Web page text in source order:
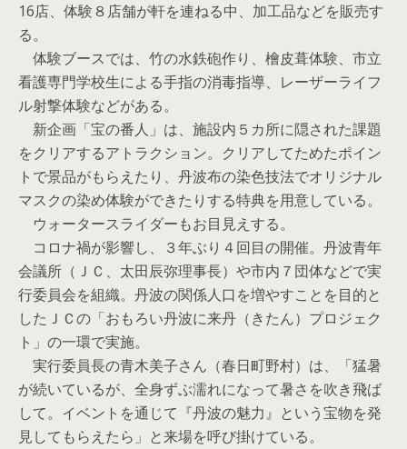
16店、体験８店舗が軒を連ねる中、加工品などを販売す
る。
体験ブースでは、竹の水鉄砲作り、檜皮葺体験、市立
看護専門学校生による手指の消毒指導、レーザーライフ
ル射撃体験などがある。
新企画「宝の番人」は、施設内５カ所に隠された課題
をクリアするアトラクション。クリアしてためたポイン
トで景品がもらえたり、丹波布の染色技法でオリジナル
マスクの染め体験ができたりする特典を用意している。
ウォータースライダーもお目見えする。
コロナ禍が影響し、３年ぶり４回目の開催。丹波青年
会議所（ＪＣ、太田辰弥理事長）や市内７団体などで実
行委員会を組織。丹波の関係人口を増やすことを目的と
したＪＣの「おもろい丹波に来丹（きたん）プロジェク
ト」の一環で実施。
実行委員長の青木美子さん（春日町野村）は、「猛暑
が続いているが、全身ずぶ濡れになって暑さを吹き飛ば
して。イベントを通じて『丹波の魅力』という宝物を発
見してもらえたら」と来場を呼び掛けている。